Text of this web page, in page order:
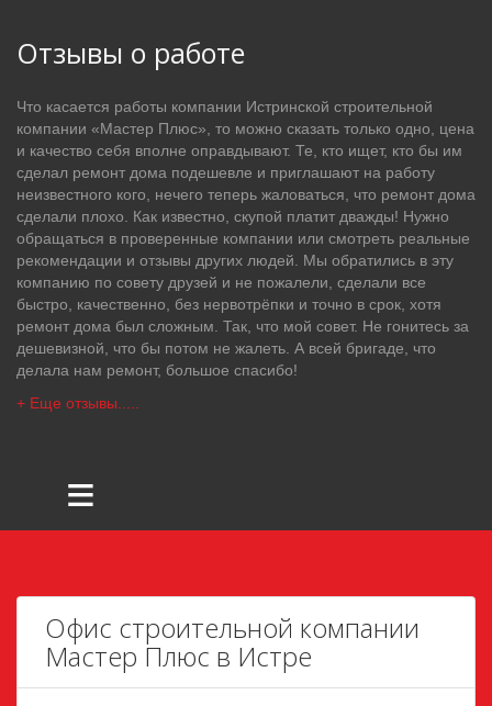
Отзывы о работе
Что касается работы компании Истринской строительной
компании «Мастер Плюс», то можно сказать только одно, цена
и качество себя вполне оправдывают. Те, кто ищет, кто бы им
сделал ремонт дома подешевле и приглашают на работу
неизвестного кого, нечего теперь жаловаться, что ремонт дома
сделали плохо. Как известно, скупой платит дважды! Нужно
обращаться в проверенные компании или смотреть реальные
рекомендации и отзывы других людей. Мы обратились в эту
компанию по совету друзей и не пожалели, сделали все
быстро, качественно, без нервотрёпки и точно в срок, хотя
ремонт дома был сложным. Так, что мой совет. Не гонитесь за
дешевизной, что бы потом не жалеть. А всей бригаде, что
делала нам ремонт, большое спасибо!
+ Еще отзывы.....
≡
Офис строительной компании
Мастер Плюс в Истре